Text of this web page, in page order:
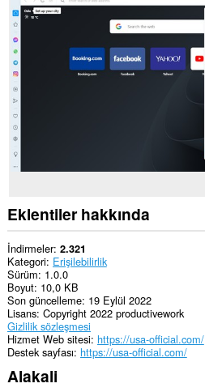
Eklentiler hakkında
İndirmeler 2.321
Kategori Erişilebilirlik
Sürüm 1.0.0
Boyut 10,0 KB
Son güncelleme 19 Eylül 2022
Lisans Copyright 2022 productivework
Gizlilik sözleşmesi
Hizmet Web sitesi https://usa-official.com/
Destek sayfası https://usa-official.com/
Alakali